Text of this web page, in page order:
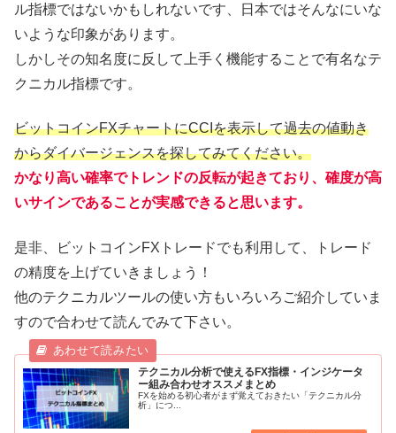
ル指標ではないかもしれないです、日本ではそんなにいな
いような印象があります。
しかしその知名度に反して上手く機能することで有名なテ
クニカル指標です。
ビットコインFXチャートにCCIを表示して過去の値動き
からダイバージェンスを探してみてください。
かなり高い確率でトレンドの反転が起きており、確度が高
いサインであることが実感できると思います。
是非、ビットコインFXトレードでも利用して、トレード
の精度を上げていきましょう！
他のテクニカルツールの使い方もいろいろご紹介していま
すので合わせて読んでみて下さい。
テクニカル分析で使えるFX指標・インジケータ
ー組み合わせオススメまとめ
FXを始める初心者がまず覚えておきたい「テクニカル分
析」につ...